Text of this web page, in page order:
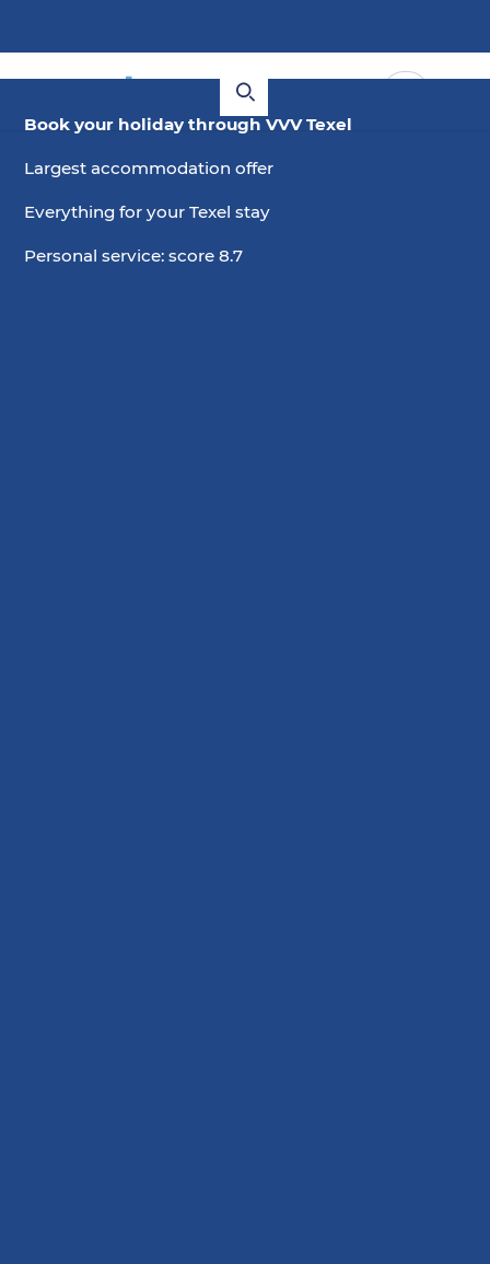
Book your holiday through VVV Texel
Largest accommodation offer
Everything for your Texel stay
Personal service: score 8.7